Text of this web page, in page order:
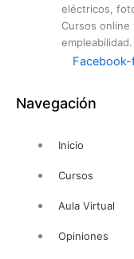
eléctricos,
Cursos online
empleabilidad.
Navegación
Inicio
Cursos
Aula Virtual
Opiniones